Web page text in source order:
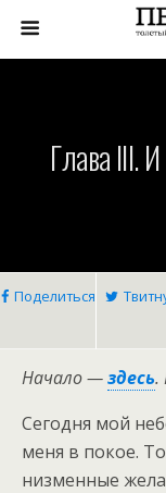
Глава III.
Поделиться
Начало —здесь.
Сегодня мой
меня в покое.
низменные